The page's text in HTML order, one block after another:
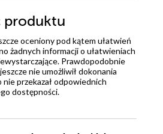
produktu
oceniony pod kątem ułatwień
żadnych informacji o ułatwieniach
Prawdopodobnie
nie umożliwił dokonania
przekazał odpowiednich
dostępności.